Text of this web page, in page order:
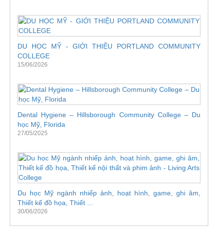
DU HỌC MỸ - GIỚI THIỆU PORTLAND COMMUNITY
COLLEGE
15/06/2026
Dental Hygiene – Hillsborough Community College – Du
học Mỹ, Florida
27/05/2025
Du học Mỹ ngành nhiếp ảnh, hoạt hình, game, ghi âm,
Thiết kế đồ họa, Thiết ...
30/06/2026